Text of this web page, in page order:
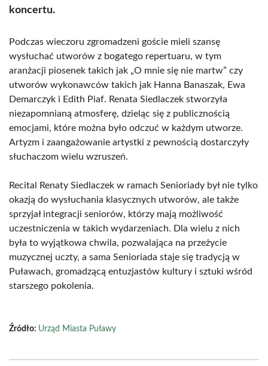
koncertu.
Podczas wieczoru zgromadzeni goście mieli szansę
wysłuchać utworów z bogatego repertuaru, w tym
aranżacji piosenek takich jak „O mnie się nie martw” czy
utworów wykonawców takich jak Hanna Banaszak, Ewa
Demarczyk i Edith Piaf. Renata Siedlaczek stworzyła
niezapomnianą atmosferę, dzieląc się z publicznością
emocjami, które można było odczuć w każdym utworze.
Artyzm i zaangażowanie artystki z pewnością dostarczyły
słuchaczom wielu wzruszeń.
Recital Renaty Siedlaczek w ramach Senioriady był nie tylko
okazją do wysłuchania klasycznych utworów, ale także
sprzyjał integracji seniorów, którzy mają możliwość
uczestniczenia w takich wydarzeniach. Dla wielu z nich
była to wyjątkowa chwila, pozwalająca na przeżycie
muzycznej uczty, a sama Senioriada staje się tradycją w
Puławach, gromadzącą entuzjastów kultury i sztuki wśród
starszego pokolenia.
Źródło: Urząd Miasta Puławy